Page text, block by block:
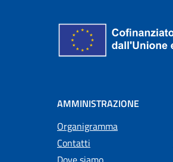
AMMINISTRAZIONE
Organigramma
Contatti